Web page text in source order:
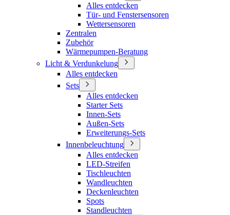
Alles entdecken
Tür- und Fenstersensoren
Wettersensoren
Zentralen
Zubehör
Wärmepumpen-Beratung
Licht & Verdunkelung
Alles entdecken
Sets
Alles entdecken
Starter Sets
Innen-Sets
Außen-Sets
Erweiterungs-Sets
Innenbeleuchtung
Alles entdecken
LED-Streifen
Tischleuchten
Wandleuchten
Deckenleuchten
Spots
Standleuchten